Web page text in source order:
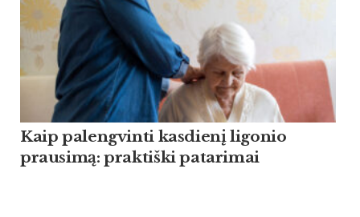
Kaip palengvinti kasdienį ligonio
prausimą: praktiški patarimai